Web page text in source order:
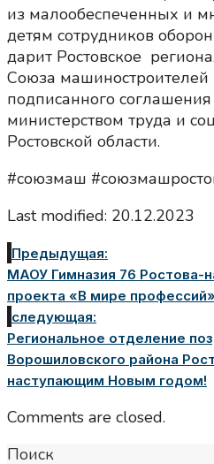
из малообеспеченных и
детям сотрудников
дарит Ростовское
Союза машиностроителей
подписанного соглашения
министерством труда и
Ростовской области.
#союзмаш
Last modified: 20.12.2023
Предыдущая:
МАОУ Гимназия 76 Ростова-
проекта «В мире
следующая:
Региональное отделение
Ворошиловского района
наступающим Новым годом!
Comments are closed.
Поиск